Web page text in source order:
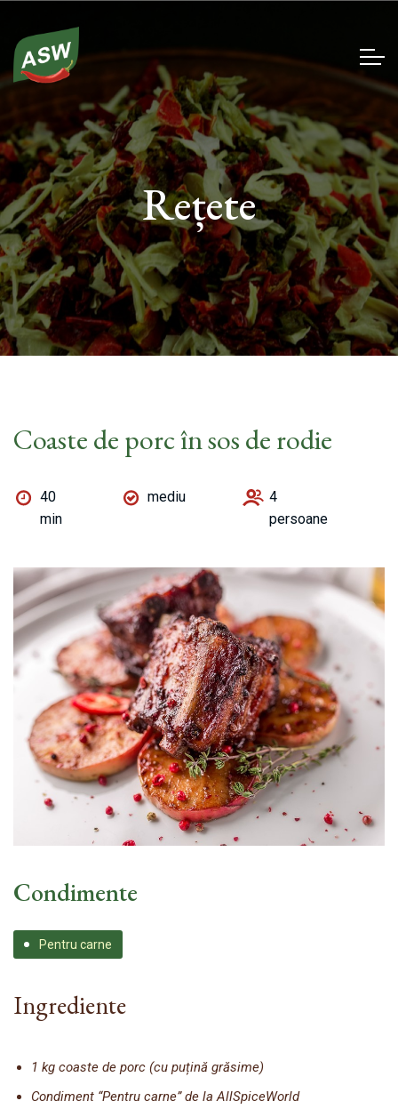
Rețete
Coaste de porc în sos de rodie
40
min
mediu
4
persoane
Condimente
Pentru carne
Ingrediente
1 kg coaste de porc (cu puțină grăsime)
Condiment “Pentru carne” de la AllSpiceWorld